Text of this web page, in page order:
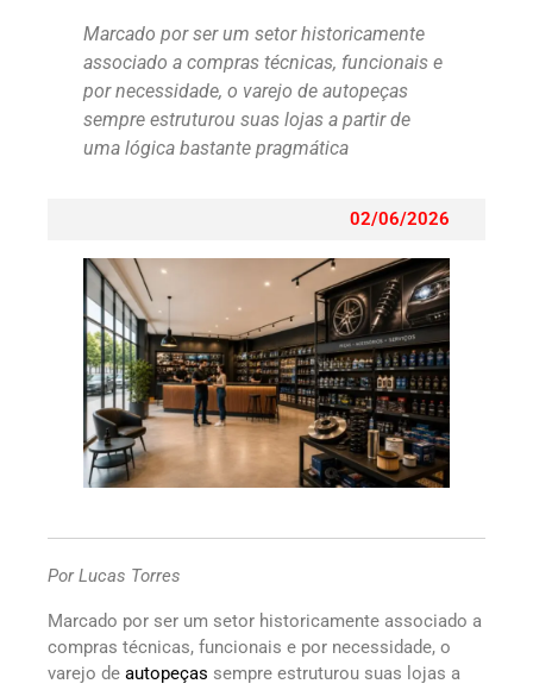
Marcado por ser um setor historicamente
associado a compras técnicas, funcionais e
por necessidade, o varejo de autopeças
sempre estruturou suas lojas a partir de
uma lógica bastante pragmática
02/06/2026
Por Lucas Torres
Marcado por ser um setor historicamente associado a
compras técnicas, funcionais e por necessidade, o
varejo de autopeças sempre estruturou suas lojas a